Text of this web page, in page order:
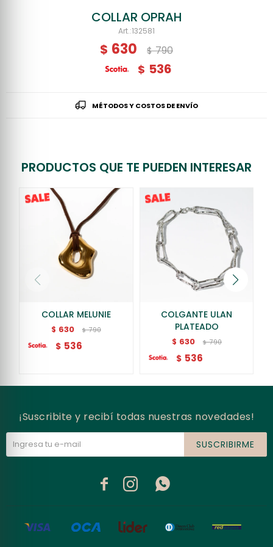
COLLAR OPRAH
132581
$ 630 $ 790
$ 536
MÉTODOS Y COSTOS DE ENVÍO
PRODUCTOS QUE TE PUEDEN INTERESAR
COLLAR MELUNIE
$ 630 $ 790
$ 536
COLGANTE ULAN
PLATEADO
$ 630 $ 790
$ 536
¡Suscribite y recibí todas nuestras novedades!
SUSCRIBIRME
  